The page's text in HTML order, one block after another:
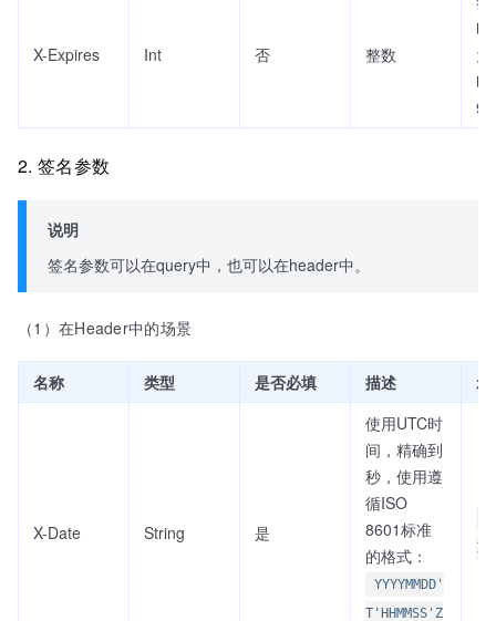
X-Expires Int 否 整数
2. 签名参数
说明
签名参数可以在query中，也可以在header中。
（1）在Header中的场景
名称 类型 是否必填 描述 示
X-Date String 是
使用UTC时
间，精确到
秒，使用遵
循ISO
8601标准
的格式：
YYYYMMDD'
T'HHMMSS'Z